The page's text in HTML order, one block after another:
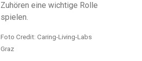
Zuhören eine wichtige Rolle
spielen.
Foto Credit: Caring-Living-Labs
Graz